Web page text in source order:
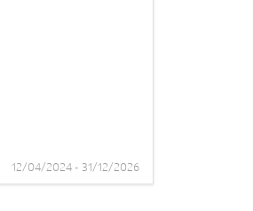
12/04/2024 - 31/12/2026